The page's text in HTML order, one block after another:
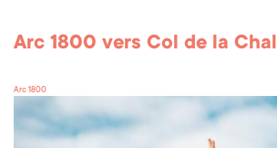
Arc 1800 vers Col de la Chal
Arc 1800